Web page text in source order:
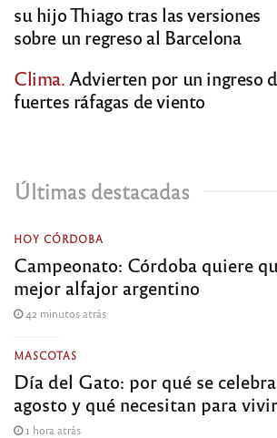
su hijo Thiago tras las versiones
sobre un regreso al Barcelona
Clima. Advierten por un ingreso
fuertes ráfagas de viento
Últimas destacadas
HOY CÓRDOBA
Campeonato: Córdoba quiere
mejor alfajor argentino
42 minutos atrás
MASCOTAS
Día del Gato: por qué se
agosto y qué necesitan para
1 hora atrás